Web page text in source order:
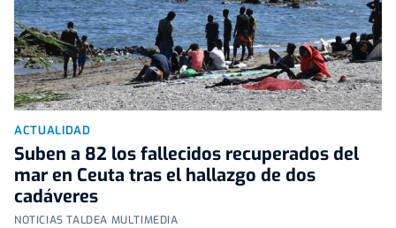
ACTUALIDAD
Suben a 82 los fallecidos recuperados del
mar en Ceuta tras el hallazgo de dos
cadáveres
NOTICIAS TALDEA MULTIMEDIA